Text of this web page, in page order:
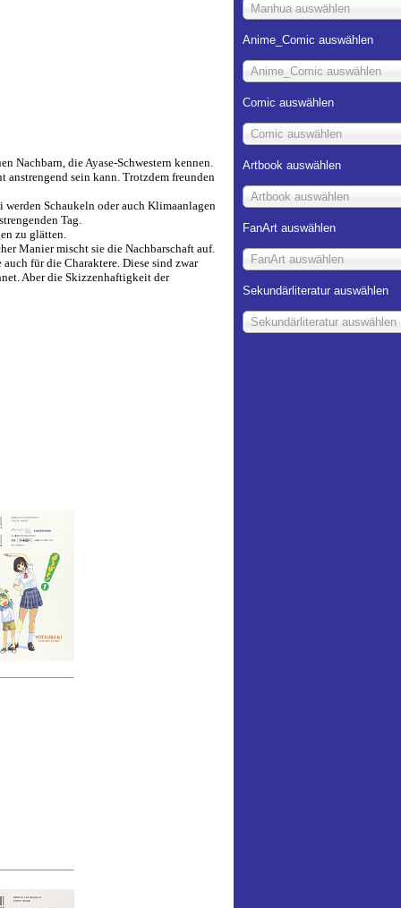
Nachbarn, die Ayase-Schwestern kennen.
anstrengend sein kann. Trotzdem freunden
Schaukeln oder auch Klimaanlagen
Tag.
zu glätten.
Manier mischt sie die Nachbarschaft auf.
für die Charaktere. Diese sind zwar
Aber die Skizzenhaftigkeit der
Manhua auswählen
Anime_Comic auswählen
Anime_Comic auswählen
Comic auswählen
Comic auswählen
Artbook auswählen
Artbook auswählen
FanArt auswählen
FanArt auswählen
Sekundärliteratur auswählen
Sekundärliteratur auswählen